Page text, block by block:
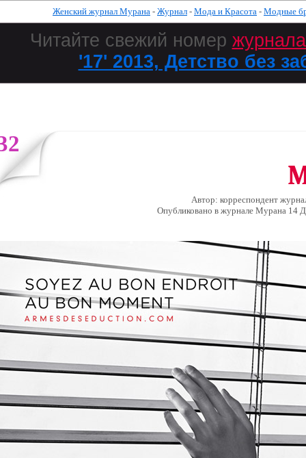
Женский журнал Мурана - Журнал - Мода и Красота - Модные
Читайте свежий номер
'17' 2013, Детство без
Автор: корреспондент
Опубликовано в журналe Мурана 14